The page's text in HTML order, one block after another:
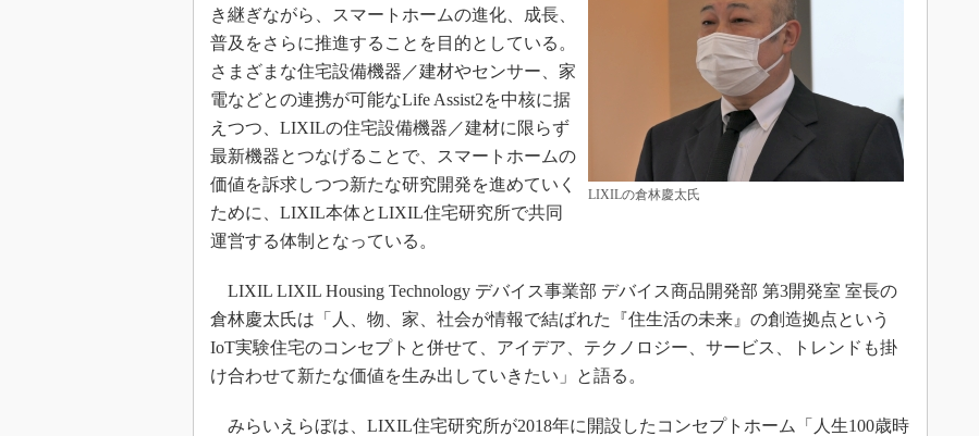
LIXILの倉林慶太氏
き継ぎながら、スマートホームの進化、成長、
普及をさらに推進することを目的としている。
さまざまな住宅設備機器／建材やセンサー、家
電などとの連携が可能なLife Assist2を中核に据
えつつ、LIXILの住宅設備機器／建材に限らず
最新機器とつなげることで、スマートホームの
価値を訴求しつつ新たな研究開発を進めていく
ために、LIXIL本体とLIXIL住宅研究所で共同
運営する体制となっている。
LIXIL LIXIL Housing Technology デバイス事業部 デバイス商品開発部 第3開発室 室長の
倉林慶太氏は「人、物、家、社会が情報で結ばれた『住生活の未来』の創造拠点という
IoT実験住宅のコンセプトと併せて、アイデア、テクノロジー、サービス、トレンドも掛
け合わせて新たな価値を生み出していきたい」と語る。
みらいえらぼは、LIXIL住宅研究所が2018年に開設したコンセプトホーム「人生100歳時